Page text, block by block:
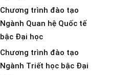
Chương trình đào tạo
Ngành Quan hệ Quốc tế
bậc Đại học
Chương trình đào tạo
Ngành Triết học bậc Đại